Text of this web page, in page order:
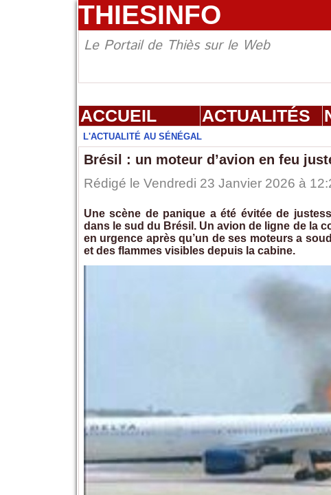
THIESINFO
Le Portail de Thiès sur le Web
ACCUEIL ACTUALITÉS
L'ACTUALITÉ AU SÉNÉGAL
Brésil : un moteur d’avion en feu
Rédigé le Vendredi 23 Janvier 2026 à
Une scène de panique a été évitée de
dans le sud du Brésil. Un avion de ligne de la
en urgence après qu’un de ses moteurs a
et des flammes visibles depuis la cabine.